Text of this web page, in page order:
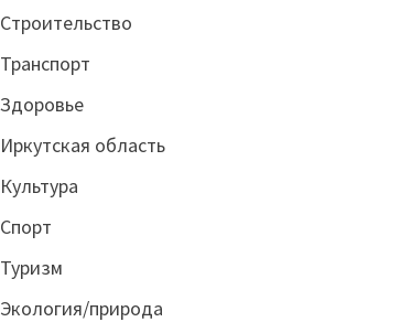
Строительство
Транспорт
Здоровье
Иркутская область
Культура
Спорт
Туризм
Экология/природа